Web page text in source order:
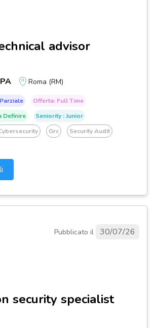
advisor
Roma (RM)
Offerta: Full Time
Definire
Seniority : Junior
Grc
Security Audit
Pubblicato il 30/07/26
security specialist